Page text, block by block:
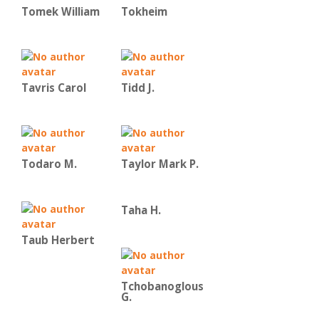
Tomek William Tokheim
Tavris Carol Tidd J.
Todaro M. Taylor Mark P.
Taub Herbert
Taha H.
Tchobanoglous
G.